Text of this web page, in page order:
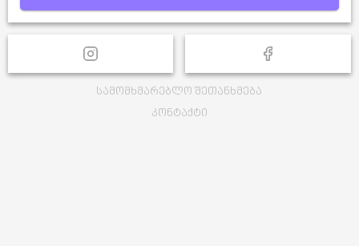
სამომხმარებლო შეთანხმება
კონტაქტი